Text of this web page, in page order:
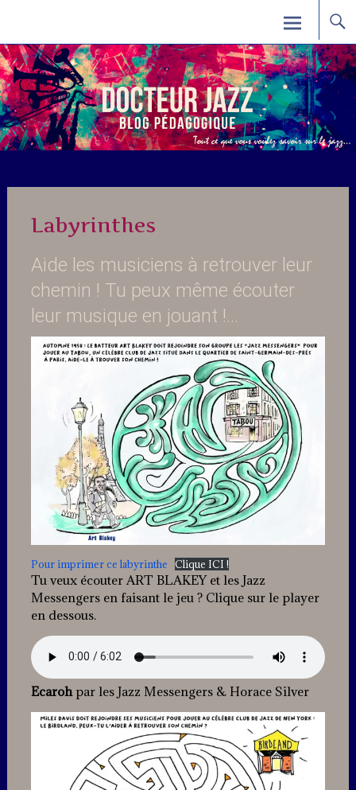
content
Labyrinthes
Aide les musiciens à retrouver leur
chemin ! Tu peux même écouter
leur musique en jouant !…
Pour imprimer ce labyrinthe Clique ICI !
Tu veux écouter ART BLAKEY et les Jazz
Messengers en faisant le jeu ? Clique sur le player
en dessous.
Ecaroh par les Jazz Messengers & Horace Silver